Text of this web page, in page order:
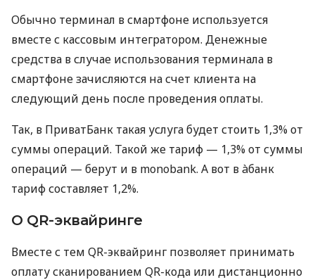
Обычно терминал в смартфоне используется
вместе с кассовым интегратором. Денежные
средства в случае использования терминала в
смартфоне зачисляются на счет клиента на
следующий день после проведения оплаты.
Так, в ПриватБанк такая услуга будет стоить 1,3% от
суммы операций. Такой же тариф — 1,3% от суммы
операций — берут и в monobank. А вот в àбанк
тариф составляет 1,2%.
О QR-эквайринге
Вместе с тем QR-эквайринг позволяет принимать
оплату сканированием QR-кода или дистанционно